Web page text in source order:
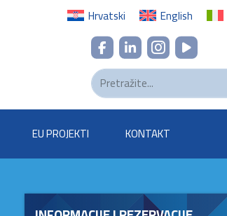
Hrvatski English
EU PROJEKTI KONTAKT